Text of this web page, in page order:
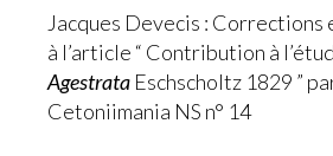
Jacques Devecis : Corrections
à l’article “ Contribution à
Agestrata Eschscholtz 1829 ”
Cetoniimania NS n° 14